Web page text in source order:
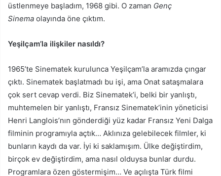
üstlenmeye başladım, 1968 gibi. O zaman Genç
Sinema olayında öne çıktım.
Yeşilçam’la ilişkiler nasıldı?
1965’te Sinematek kurulunca Yeşilçam’la aramızda çıngar
çıktı. Sinematek başlatmadı bu işi, ama Onat sataşmalara
çok sert cevap verdi. Biz Sinematek’i, belki bir yanlıştı,
muhtemelen bir yanlıştı, Fransız Sinematek’inin yöneticisi
Henri Langlois’nın gönderdiği yüz kadar Fransız Yeni Dalga
filminin programıyla açtık… Aklınıza gelebilecek filmler, ki
bunların kaydı da var. İyi ki saklamışım. Ülke değiştirdim,
birçok ev değiştirdim, ama nasıl olduysa bunlar durdu.
Programlara özen göstermişim… Ve açılışta Türk filmi